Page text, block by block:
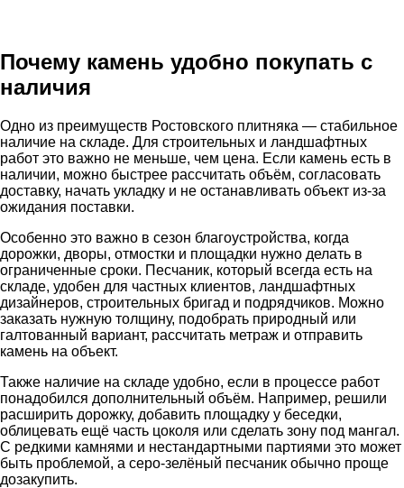
Почему камень удобно покупать с
наличия
Одно из преимуществ Ростовского плитняка — стабильное
наличие на складе. Для строительных и ландшафтных
работ это важно не меньше, чем цена. Если камень есть в
наличии, можно быстрее рассчитать объём, согласовать
доставку, начать укладку и не останавливать объект из-за
ожидания поставки.
Особенно это важно в сезон благоустройства, когда
дорожки, дворы, отмостки и площадки нужно делать в
ограниченные сроки. Песчаник, который всегда есть на
складе, удобен для частных клиентов, ландшафтных
дизайнеров, строительных бригад и подрядчиков. Можно
заказать нужную толщину, подобрать природный или
галтованный вариант, рассчитать метраж и отправить
камень на объект.
Также наличие на складе удобно, если в процессе работ
понадобился дополнительный объём. Например, решили
расширить дорожку, добавить площадку у беседки,
облицевать ещё часть цоколя или сделать зону под мангал.
С редкими камнями и нестандартными партиями это может
быть проблемой, а серо-зелёный песчаник обычно проще
дозакупить.